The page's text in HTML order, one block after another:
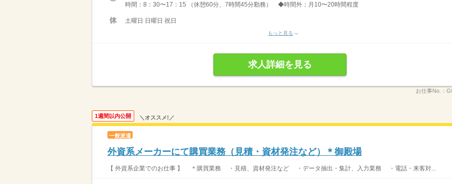
時間：8：30〜17：15 （休憩60分、7時間45分勤務） ◆時間外：月10〜20時間程度
土曜日 日曜日 祝日
もっと見る
求人詳細を見る
お仕事No.：
1週間以内公開 ＼オススメ!／
一般派遣
外資系メーカーにて購買業務（見積・資材発注など）＊御殿場
【 外資系企業でのお仕事 】 ＊購買業務 ・見積、資材発注など ・データ抽出・集計、入力業務 ・電話・来客対...